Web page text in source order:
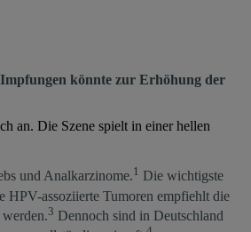
könnte zur Erhöhung der
und Analkarzinome.1 Die wichtigste
HPV-assoziierte Tumoren empfiehlt die
3 Dennoch sind in Deutschland